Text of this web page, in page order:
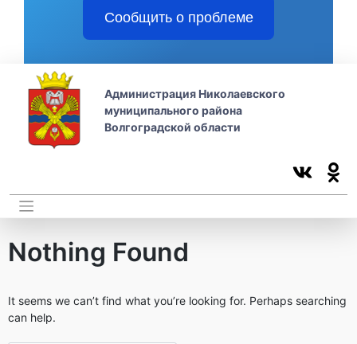
Сообщить о проблеме
Администрация Николаевского
муниципального района
Волгоградской области
Nothing Found
It seems we can’t find what you’re looking for. Perhaps searching
can help.